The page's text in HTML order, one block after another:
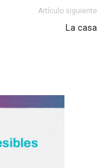
Artículo siguiente
La casa